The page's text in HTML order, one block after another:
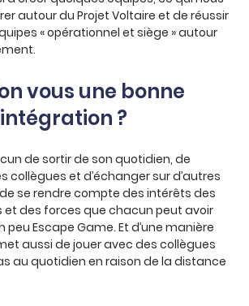
autour du Projet Voltaire et de réussir
« opérationnel et siège » autour
vous une bonne
?
de sortir de son quotidien, de
collègues et d’échanger sur d’autres
se rendre compte des intérêts des
et des forces que chacun peut avoir
Escape Game. Et d’une manière
aussi de jouer avec des collègues
au quotidien en raison de la distance